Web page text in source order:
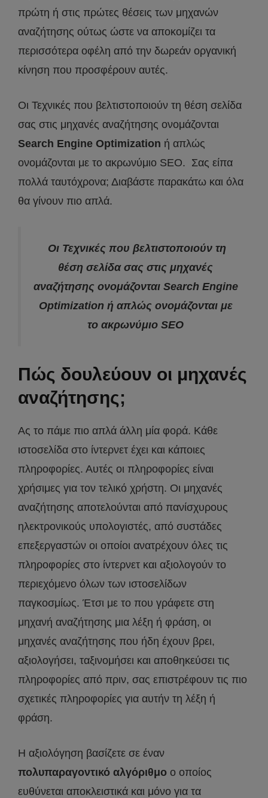
πρώτη ή στις πρώτες θέσεις των μηχανών
αναζήτησης ούτως ώστε να αποκομίζει τα
περισσότερα οφέλη από την δωρεάν οργανική
κίνηση που προσφέρουν αυτές.
Οι Τεχνικές που βελτιστοποιούν τη θέση σελίδα
σας στις μηχανές αναζήτησης ονομάζονται
Search Engine Optimization ή απλώς
ονομάζονται με το ακρωνύμιο SEO. Σας είπα
πολλά ταυτόχρονα; Διαβάστε παρακάτω και όλα
θα γίνουν πιο απλά.
Οι Τεχνικές που βελτιστοποιούν τη
θέση σελίδα σας στις μηχανές
αναζήτησης ονομάζονται Search Engine
Optimization ή απλώς ονομάζονται με
το ακρωνύμιο SEO
Πώς δουλεύουν οι μηχανές
αναζήτησης;
Ας το πάμε πιο απλά άλλη μία φορά. Κάθε
ιστοσελίδα στο ίντερνετ έχει και κάποιες
πληροφορίες. Αυτές οι πληροφορίες είναι
χρήσιμες για τον τελικό χρήστη. Οι μηχανές
αναζήτησης αποτελούνται από πανίσχυρους
ηλεκτρονικούς υπολογιστές, από συστάδες
επεξεργαστών οι οποίοι ανατρέχουν όλες τις
πληροφορίες στο ίντερνετ και αξιολογούν το
περιεχόμενο όλων των ιστοσελίδων
παγκοσμίως. Έτσι με το που γράφετε στη
μηχανή αναζήτησης μια λέξη ή φράση, οι
μηχανές αναζήτησης που ήδη έχουν βρει,
αξιολογήσει, ταξινομήσει και αποθηκεύσει τις
πληροφορίες από πριν, σας επιστρέφουν τις πιο
σχετικές πληροφορίες για αυτήν τη λέξη ή
φράση.
Η αξιολόγηση βασίζετε σε έναν
πολυπαραγοντικό αλγόριθμο ο οποίος
ευθύνεται αποκλειστικά και μόνο για τα